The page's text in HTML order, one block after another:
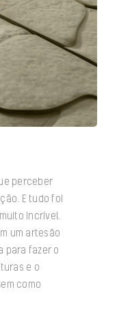
perceber
E tudo foi
incrível.
um artesão
para fazer o
e o
como